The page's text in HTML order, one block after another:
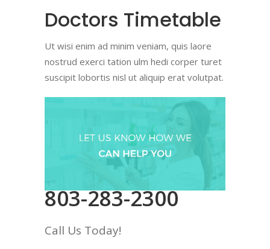
Doctors Timetable
Ut wisi enim ad minim veniam, quis laore
nostrud exerci tation ulm hedi corper turet
suscipit lobortis nisl ut aliquip erat volutpat.
803-283-2300
Call Us Today!